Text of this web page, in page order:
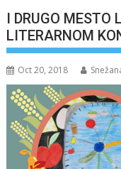
I DRUGO MESTO
LITERARNOM
Oct 20, 2018